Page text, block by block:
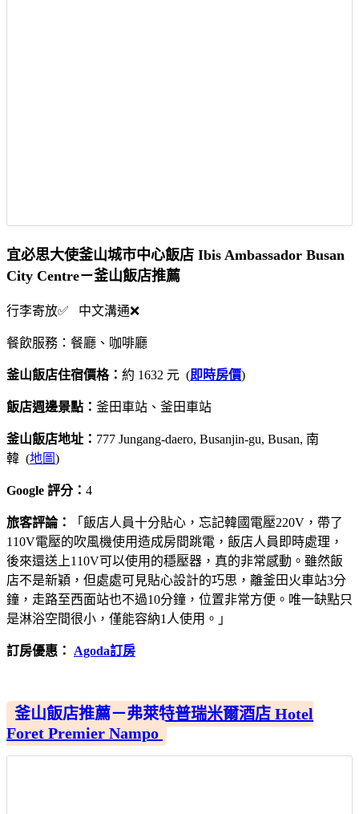
宜必思大使釜山城市中心飯店 Ibis Ambassador Busan
City Centre－釜山飯店推薦
行李寄放✅ 中文溝通❌
餐飲服務：餐廳、咖啡廳
釜山飯店住宿價格： 約 1632 元 (即時房價)
飯店週邊景點： 釜田車站、釜田車站
釜山飯店地址： 777 Jungang-daero, Busanjin-gu, Busan, 南
韓 (地圖)
Google 評分： 4
旅客評論：
「飯店人員十分貼心，忘記韓國電壓220V，帶了
110V電壓的吹風機使用造成房間跳電，飯店人員即時處理，
後來還送上110V可以使用的穩壓器，真的非常感動。雖然飯
店不是新穎，但處處可見貼心設計的巧思，離釜田火車站3分
鐘，走路至西面站也不過10分鐘，位置非常方便。唯一缺點只
是淋浴空間很小，僅能容納1人使用。」
訂房優惠： Agoda訂房
釜山飯店推薦－弗萊特普瑞米爾酒店 Hotel
Foret Premier Nampo